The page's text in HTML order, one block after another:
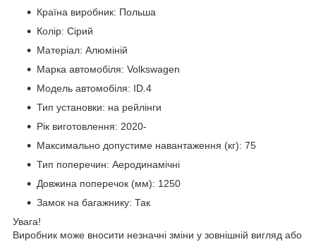
Країна виробник: Польша
Колір: Сірий
Матеріал: Алюміній
Марка автомобіля: Volkswagen
Модель автомобіля: ID.4
Тип установки: на рейлінги
Рік виготовлення: 2020-
Максимально допустиме навантаження (кг): 75
Тип поперечин: Аеродинамічні
Довжина поперечок (мм): 1250
Замок на багажнику: Так
Увага!
Виробник може вносити незначні зміни у зовнішній вигляд або